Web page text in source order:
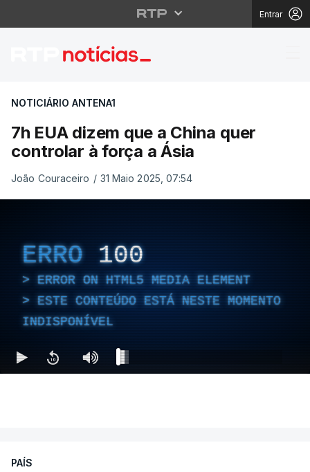
Entrar
7h EUA dizem que a
NOTICIÁRIO ANTENA1
7h EUA dizem que a China quer
controlar à força a Ásia
João Couraceiro / 31 Maio 2025, 07:54
ERRO 100
ERROR ON HTML5 MEDIA ELEMENT
ESTE CONTEÚDO ESTÁ NESTE MOMENTO
INDISPONÍVEL
PAÍS